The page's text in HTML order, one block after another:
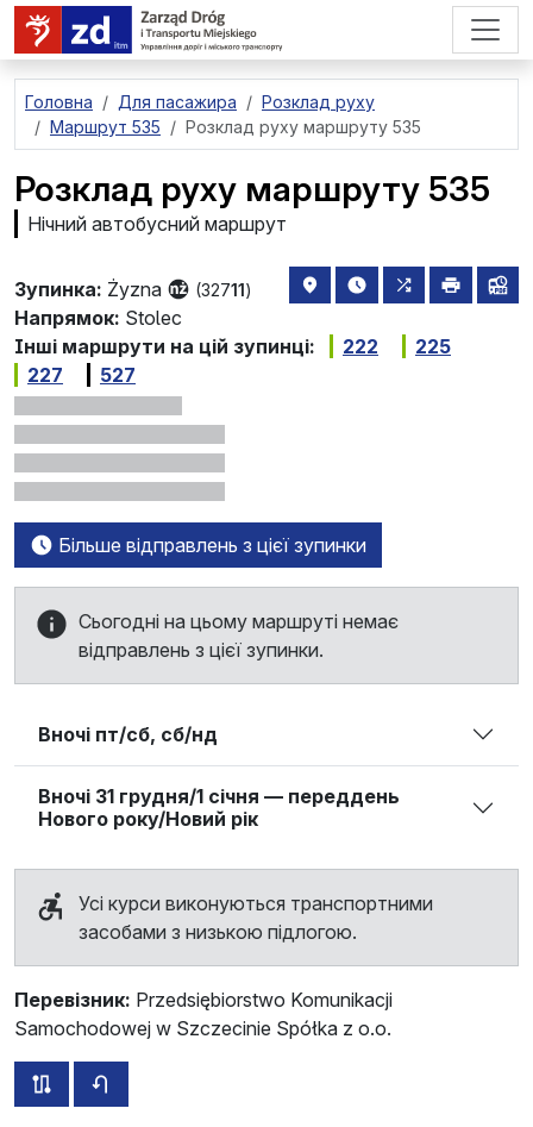
перейти до основного вмісту
Головна Для пасажира
Розклад руху
Маршрут 535
Розклад руху маршруту 535
Розклад руху маршруту 535
Нічний автобусний маршрут
Зупинка: Żyzna (32711) розташування зупинки на
найближчі
всі
Напрямок: Stolec
Інші маршрути на цій зупинці:
222
225
227
527
Більше відправлень з цієї зупинки
Сьогодні на цьому маршруті немає
відправлень з цієї зупинки.
Вночі пт/сб, сб/нд
Вночі 31 грудня/1 січня — переддень
Нового року/Новий рік
Усі курси виконуються транспортними
засобами з низькою підлогою.
Перевізник: Przedsiębiorstwo Komunikacji
Samochodowej w Szczecinie Spółka z o.o.
всі схеми цього маршруту